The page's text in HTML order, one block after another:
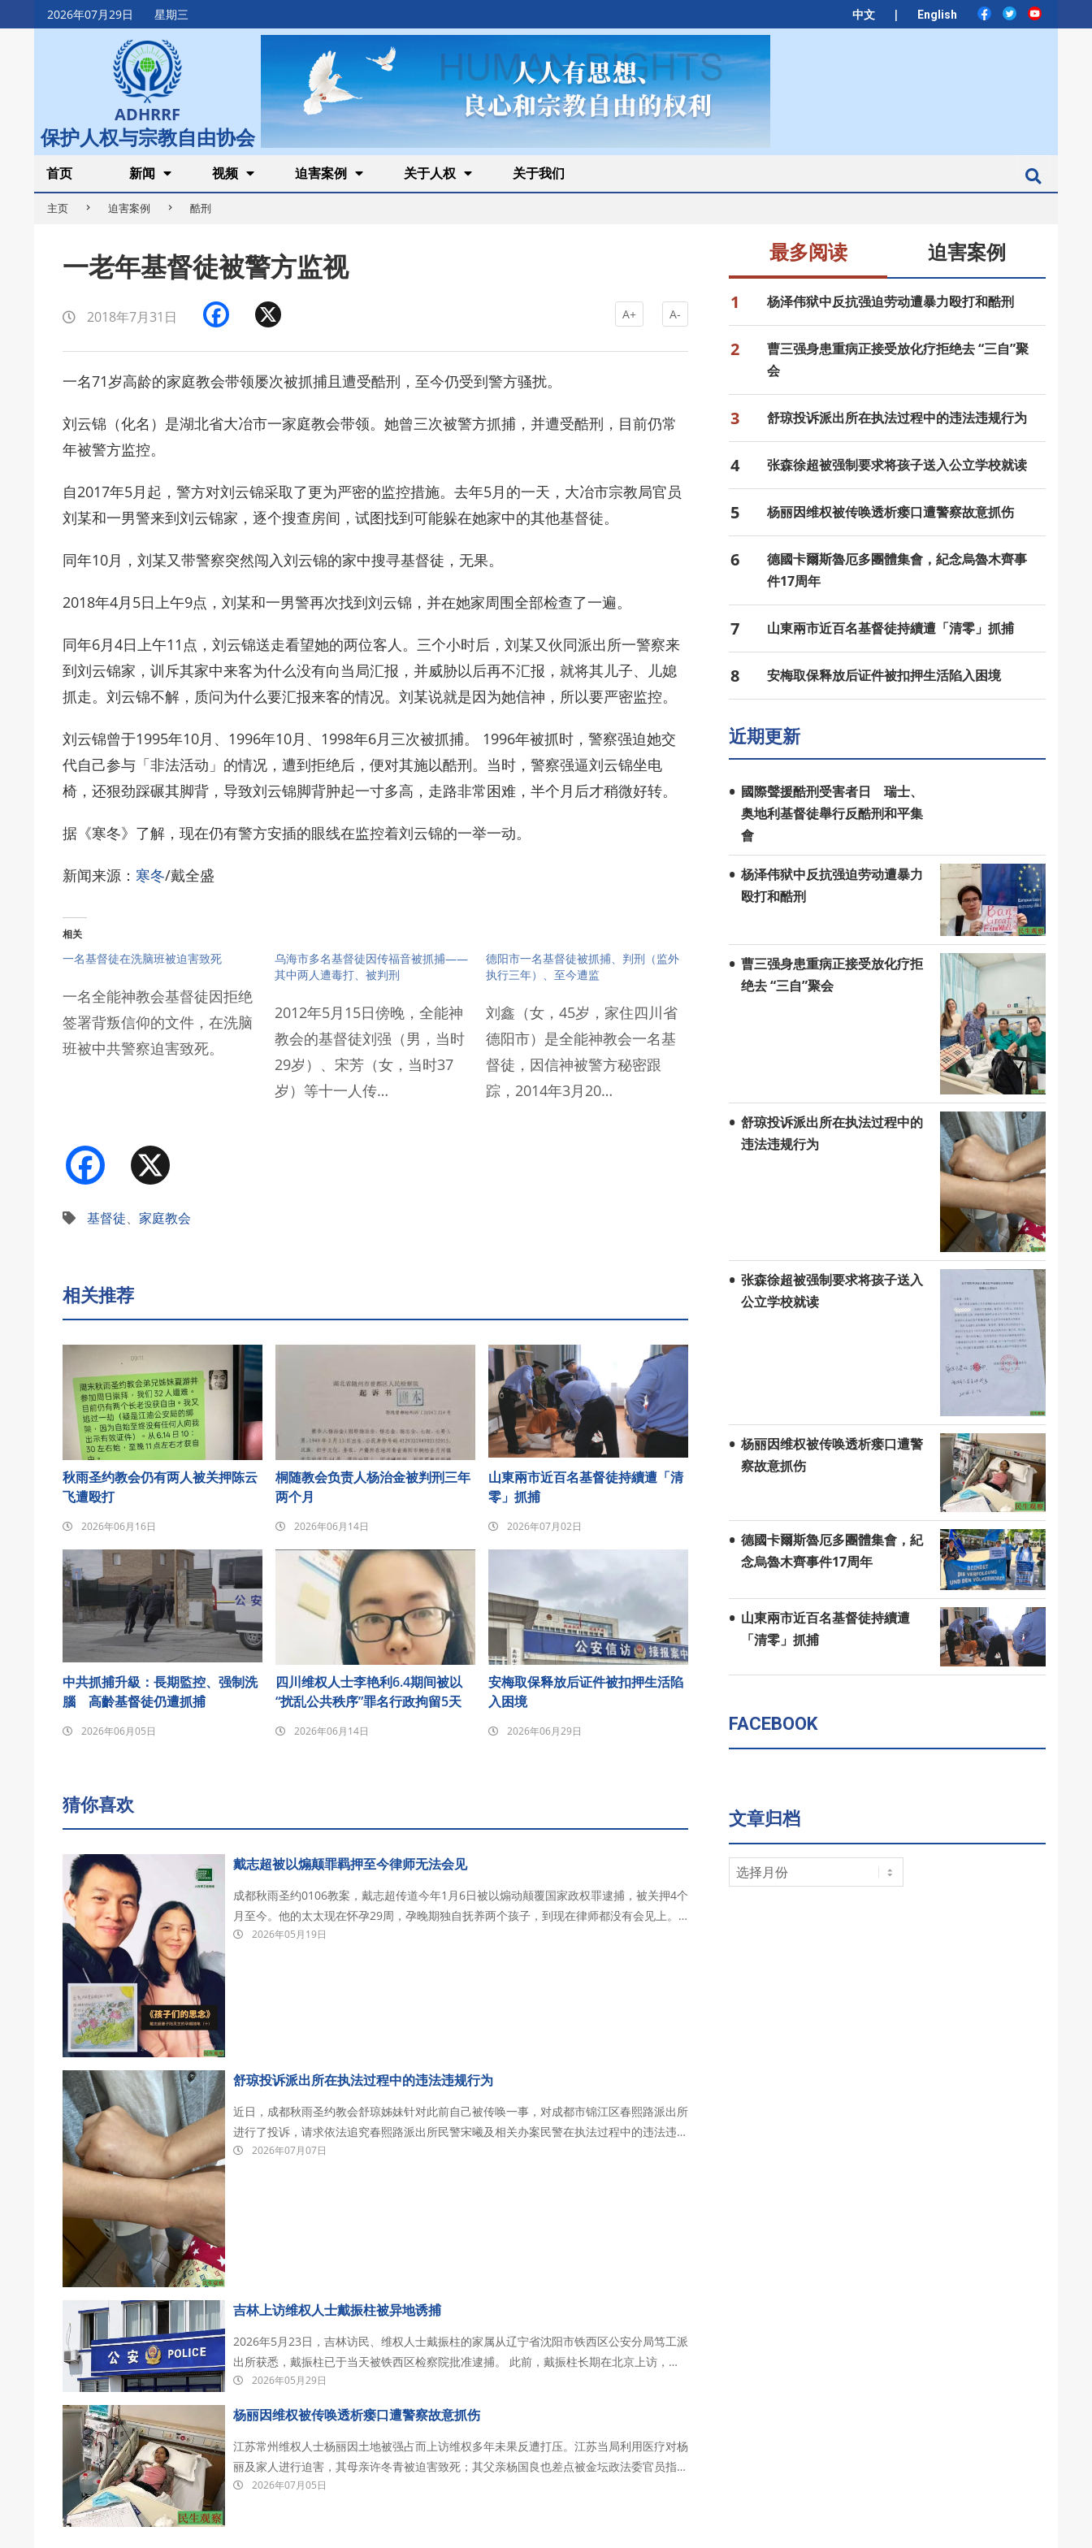
2026年07月29日 星期三 中文 | English
Skip
to
ADHRRF
保护人权与宗教自由协会
Secondary
Navigation
Menu
首页 新闻 视频 迫害案例 关于人权 关于我们
主页 迫害案例 酷刑
一老年基督徒被警方监视
2018年7月31日 Facebook A+ A-
一名71岁高龄的家庭教会带领屡次被抓捕且遭受酷刑，至今仍受到警方骚扰。
刘云锦（化名）是湖北省大冶市一家庭教会带领。她曾三次被警方抓捕，并遭受酷刑，目前仍常
年被警方监控。
自2017年5月起，警方对刘云锦采取了更为严密的监控措施。去年5月的一天，大冶市宗教局官员
刘某和一男警来到刘云锦家，逐个搜查房间，试图找到可能躲在她家中的其他基督徒。
同年10月，刘某又带警察突然闯入刘云锦的家中搜寻基督徒，无果。
2018年4月5日上午9点，刘某和一男警再次找到刘云锦，并在她家周围全部检查了一遍。
同年6月4日上午11点，刘云锦送走看望她的两位客人。三个小时后，刘某又伙同派出所一警察来
到刘云锦家，训斥其家中来客为什么没有向当局汇报，并威胁以后再不汇报，就将其儿子、儿媳
抓走。刘云锦不解，质问为什么要汇报来客的情况。刘某说就是因为她信神，所以要严密监控。
刘云锦曾于1995年10月、1996年10月、1998年6月三次被抓捕。 1996年被抓时，警察强迫她交
代自己参与「非法活动」的情况，遭到拒绝后，便对其施以酷刑。当时，警察强逼刘云锦坐电
椅，还狠劲踩碾其脚背，导致刘云锦脚背肿起一寸多高，走路非常困难，半个月后才稍微好转。
据《寒冬》了解，现在仍有警方安插的眼线在监控着刘云锦的一举一动。
新闻来源： 寒冬/戴全盛
相关
一名基督徒在洗脑班被迫害致死
一名全能神教会基督徒因拒绝
签署背叛信仰的文件，在洗脑
班被中共警察迫害致死。
乌海市多名基督徒因传福音被抓捕——
其中两人遭毒打、被判刑
2012年5月15日傍晚，全能神
教会的基督徒刘强（男，当时
29岁）、宋芳（女，当时37
岁）等十一人传…
德阳市一名基督徒被抓捕、判刑（监外
执行三年）、至今遭监
刘鑫（女，45岁，家住四川省
德阳市）是全能神教会一名基
督徒，因信神被警方秘密跟
踪，2014年3月20…
Facebook
基督徒、 家庭教会
相关推荐
秋雨圣约教会仍有两人被关押陈云
飞遭殴打
2026年06月16日
桐随教会负责人杨治金被判刑三年
两个月
2026年06月14日
山東兩市近百名基督徒持續遭「清
零」抓捕
2026年07月02日
中共抓捕升級：長期監控、强制洗
腦 高齡基督徒仍遭抓捕
2026年06月05日
四川维权人士李艳利6.4期间被以
“扰乱公共秩序”罪名行政拘留5天
2026年06月14日
安梅取保释放后证件被扣押生活陷
入困境
2026年06月29日
猜你喜欢
戴志超被以煽颠罪羁押至今律师无法会见
成都秋雨圣约0106教案，戴志超传道今年1月6日被以煽动颠覆国家政权罪逮捕，被关押4个
月至今。他的太太现在怀孕29周，孕晚期独自抚养两个孩子，到现在律师都没有会见上。
其目前被关押在德阳看守所。 戴志超，成都秋雨圣约教会传道人。 2026年1月6日，在教会
2026年05月19日
舒琼投诉派出所在执法过程中的违法违规行为
近日，成都秋雨圣约教会舒琼姊妹针对此前自己被传唤一事，对成都市锦江区春熙路派出所
进行了投诉，请求依法追究春熙路派出所民警宋曦及相关办案民警在执法过程中的违法违规
行为，要求立即返还她被非法扣押的个人财物（手机），并调取相关执法记录仪及审讯监控
2026年07月07日
吉林上访维权人士戴振柱被异地诱捕
2026年5月23日，吉林访民、维权人士戴振柱的家属从辽宁省沈阳市铁西区公安分局笃工派
出所获悉，戴振柱已于当天被铁西区检察院批准逮捕。 此前，戴振柱长期在北京上访，恰
逢川普总统访华前夕，被北京警察送至久敬庄分流中心。2026年4月15日中午，沈阳市铁西
2026年05月29日
杨丽因维权被传唤透析瘘口遭警察故意抓伤
江苏常州维权人士杨丽因土地被强占而上访维权多年未果反遭打压。江苏当局利用医疗对杨
丽及家人进行迫害，其母亲许冬青被迫害致死；其父亲杨国良也差点被金坛政法委官员指定
代理人殴打致死；杨丽被迫害至尿毒症末期，透析中心脏不适不给治疗不给转院、没有当局
2026年07月05日
最多阅读 迫害案例
1 杨泽伟狱中反抗强迫劳动遭暴力殴打和酷刑
2
曹三强身患重病正接受放化疗拒绝去 “三自”聚
会
3 舒琼投诉派出所在执法过程中的违法违规行为
4 张森徐超被强制要求将孩子送入公立学校就读
5 杨丽因维权被传唤透析瘘口遭警察故意抓伤
6
德國卡爾斯魯厄多團體集會，紀念烏魯木齊事
件17周年
7 山東兩市近百名基督徒持續遭「清零」抓捕
8 安梅取保释放后证件被扣押生活陷入困境
近期更新
國際聲援酷刑受害者日 瑞士、
奥地利基督徒舉行反酷刑和平集
會
杨泽伟狱中反抗强迫劳动遭暴力
殴打和酷刑
曹三强身患重病正接受放化疗拒
绝去 “三自”聚会
舒琼投诉派出所在执法过程中的
违法违规行为
张森徐超被强制要求将孩子送入
公立学校就读
杨丽因维权被传唤透析瘘口遭警
察故意抓伤
德國卡爾斯魯厄多團體集會，紀
念烏魯木齊事件17周年
山東兩市近百名基督徒持續遭
「清零」抓捕
FACEBOOK
文章归档
文
章